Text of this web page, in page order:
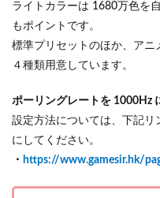
ライトカラーは 1680万色を
もポイントです。
標準プリセットのほか、アニ
４種類用意しています。
ポーリングレートを 1000Hz
設定方法については、下記
にしてください。
・ https://www.gamesir.hk/